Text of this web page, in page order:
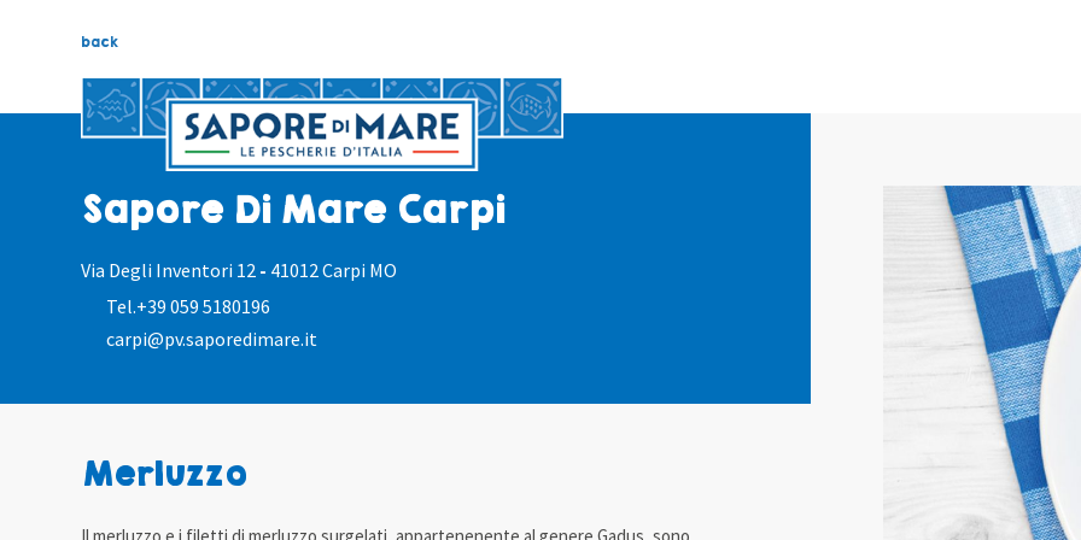
back
Sapore Di Mare Carpi
Via Degli Inventori 12 - 41012 Carpi MO
Tel.+39 059 5180196
carpi@pv.saporedimare.it
Merluzzo